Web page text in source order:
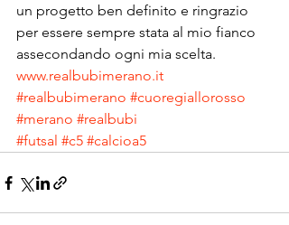
un progetto ben definito e ringrazio
per essere sempre stata al mio fianco
assecondando ogni mia scelta.
www.realbubimerano.it
#realbubimerano #cuoregiallorosso
#merano #realbubi
#futsal #c5 #calcioa5